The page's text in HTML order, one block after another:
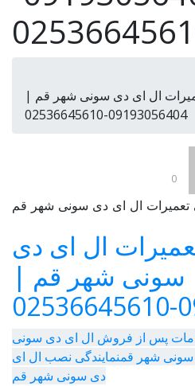
ال ای دی سونی شهر قم |
09193056404-02536645610
0
ال ای دی
سونی شهر قم |
پس از فروش ال ای دی سونی
سونی شهر قمنمایندگی نصب ال ای
دی سونی شهر قم